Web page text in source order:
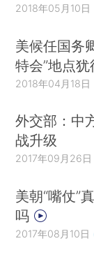
2018年05月10日
美候任国务
特会”地点犹
2018年04月18日
外交部：中
战升级
2017年09月26日
美朝“嘴仗”
吗
2017年08月10日